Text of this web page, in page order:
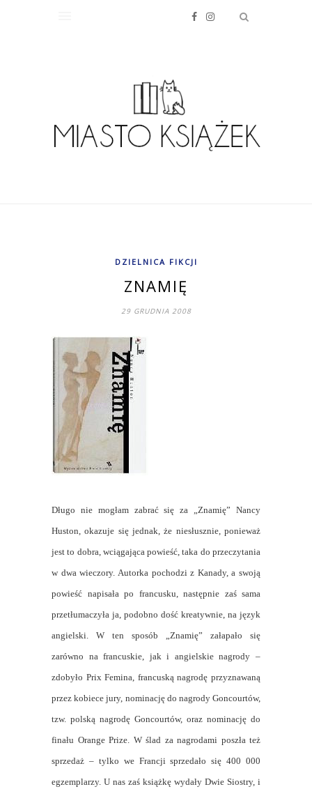
DZIELNICA FIKCJI
ZNAMIĘ
29 GRUDNIA 2008
Długo nie mogłam zabrać się za „Znamię” Nancy
Huston, okazuje się jednak, że niesłusznie, ponieważ
jest to dobra, wciągająca powieść, taka do przeczytania
w dwa wieczory. Autorka pochodzi z Kanady, a swoją
powieść napisała po francusku, następnie zaś sama
przetłumaczyła ja, podobno dość kreatywnie, na język
angielski. W ten sposób „Znamię” załapało się
zarówno na francuskie, jak i angielskie nagrody –
zdobyło Prix Femina, francuską nagrodę przyznawaną
przez kobiece jury, nominację do nagrody Goncourtów,
tzw. polską nagrodę Goncourtów, oraz nominację do
finału Orange Prize. W ślad za nagrodami poszła też
sprzedaż – tylko we Francji sprzedało się 400 000
egzemplarzy. U nas zaś książkę wydały Dwie Siostry, i